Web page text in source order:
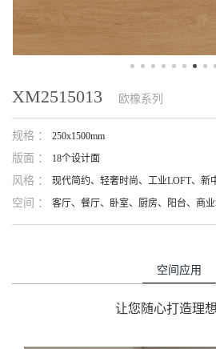
XM2515013 欧橡系列
规格 ： 250x1500mm
版面 ： 18个设计面
风格 ： 现代简约、轻奢时尚、工业LOFT、新
空间 ： 客厅、餐厅、卧室、厨房、阳台、商
空间应用
让您随心打造理